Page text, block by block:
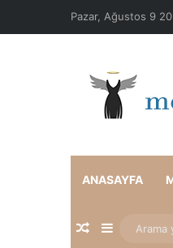
Pazar, Ağustos 9
ANASAYFA
Rastgele
Kenar